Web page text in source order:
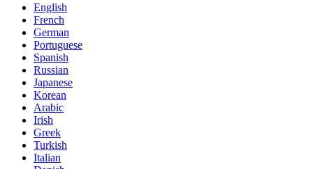
English
French
German
Portuguese
Spanish
Russian
Japanese
Korean
Arabic
Irish
Greek
Turkish
Italian